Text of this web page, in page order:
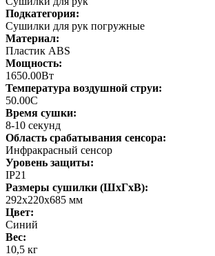
Подкатегория:
Сушилки для рук погружные
Материал:
Пластик ABS
Мощность:
1650.00Вт
Температура воздушной струи:
50.00C
Время сушки:
8-10 секунд
Область срабатывания сенсора:
Инфракрасный сенсор
Уровень защиты:
IP21
Размеры сушилки (ШxГхВ):
292х220х685 мм
Цвет:
Синий
Вес:
10,5 кг